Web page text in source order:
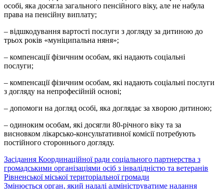
особі, яка досягла загального пенсійного віку, але не набула
права на пенсійну виплату;
– відшкодування вартості послуги з догляду за дитиною до
трьох років «муніципальна няня»;
– компенсації фізичним особам, які надають соціальні
послуги;
– компенсації фізичним особам, які надають соціальні послуги
з догляду на непрофесійній основі;
– допомоги на догляд особі, яка доглядає за хворою дитиною;
– одиноким особам, які досягли 80-річного віку та за
висновком лікарсько-консультативної комісії потребують
постійного стороннього догляду.
Навігація
записів
Засідання Координаційної ради соціального партнерства з
громадськими організаціями осіб з інвалідністю та ветеранів
Рівненської міської територіальної громади
Змінюється орган, який надалі адмініструватиме надання